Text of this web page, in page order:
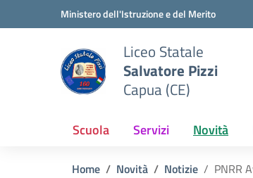
Vai ai contenuti
Vai al menu di navigazioneMinistero dell'Istruzione e del Merito
Liceo Statale
Salvatore Pizzi
Capua (CE)
Scuola Servizi Novità
Home Novità Notizie PNRR